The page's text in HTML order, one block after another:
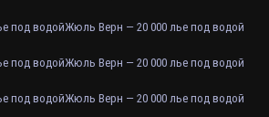
под водойЖюль Верн — 20 000 лье под водой
под водойЖюль Верн — 20 000 лье под водой
под водойЖюль Верн — 20 000 лье под водой